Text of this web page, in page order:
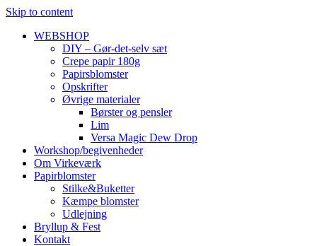
Skip to content
WEBSHOP
DIY – Gør-det-selv sæt
Crepe papir 180g
Papirsblomster
Opskrifter
Øvrige materialer
Børster og pensler
Lim
Versa Magic Dew Drop
Workshop/begivenheder
Om Virkeværk
Papirblomster
Stilke&Buketter
Kæmpe blomster
Udlejning
Bryllup & Fest
Kontakt